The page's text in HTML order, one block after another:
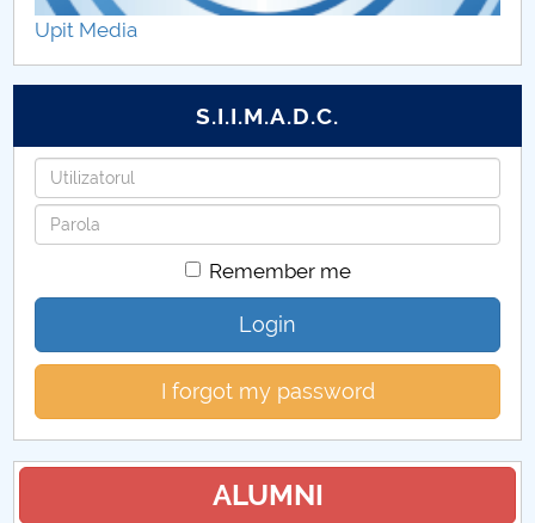
Hotărâri Senat din 9.02.2023
Hotărâri Senat din 6.03.2023
Hotărâri Senat din 3.04.2023
Hotărâri Senat din 8.05.2023
Hotărâri Senat din 29.05. 2023
Hotărâri Senat UNSTPB din 14.07.2023
Hotărâri Senat UNSTPB din 29.08.2023
Hotărâri Senat UNSTPB din 4 septembrie 2023
Upit Media
S.I.I.M.A.D.C.
Username
Password
Remember me
Login
I forgot my password
ALUMNI